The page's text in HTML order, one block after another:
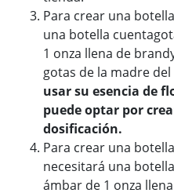
Para crear una
una botella
1 onza llena de
gotas de la madre del
usar su esencia de
puede optar por
dosificación.
Para crear una
necesitará una
ámbar de 1 onza